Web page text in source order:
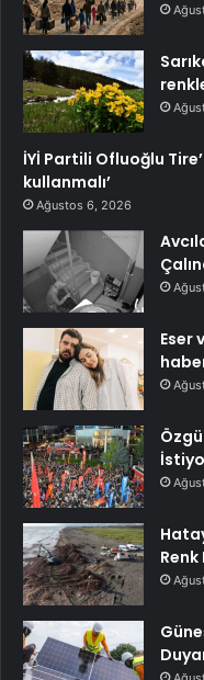
İYİ Partili Ofluoğlu
kullanmalı’
Ağustos 6, 2026
Eser